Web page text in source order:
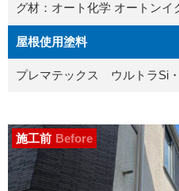
グ材：オート化学 オートンイ
屋根使用塗料
プレマテックス ウルトラSi
施工前 Before